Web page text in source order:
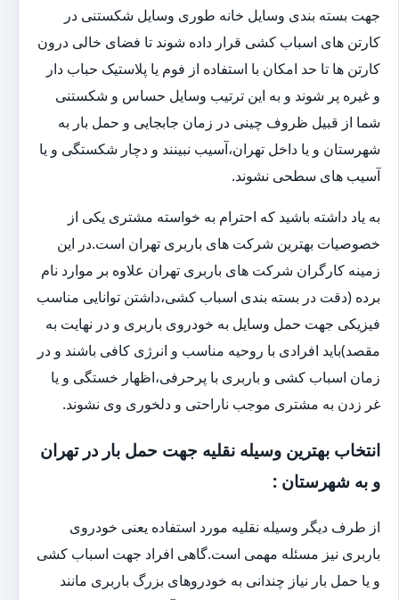
جهت بسته بندی وسایل خانه طوری وسایل شکستنی در
کارتن های اسباب کشی قرار داده شوند تا فضای خالی درون
کارتن ها تا حد امکان با استفاده از فوم یا پلاستیک حباب دار
و غیره پر شوند و به این ترتیب وسایل حساس و شکستنی
شما از قبیل ظروف چینی در زمان جابجایی و حمل بار به
شهرستان و یا داخل تهران،آسیب نبینند و دچار شکستگی و یا
آسیب های سطحی نشوند.
به یاد داشته باشید که احترام به خواسته مشتری یکی از
خصوصیات بهترین شرکت های باربری تهران است.در این
زمینه کارگران شرکت های باربری تهران علاوه بر موارد نام
برده (دقت در بسته بندی اسباب کشی،داشتن توانایی مناسب
فیزیکی جهت حمل وسایل به خودروی باربری و در نهایت به
مقصد)باید افرادی با روحیه مناسب و انرژی کافی باشند و در
زمان اسباب کشی و باربری با پرحرفی،اظهار خستگی و یا
غر زدن به مشتری موجب ناراحتی و دلخوری وی نشوند.
انتخاب بهترین وسیله نقلیه جهت حمل بار در تهران
و به شهرستان :
از طرف دیگر وسیله نقلیه مورد استفاده یعنی خودروی
باربری نیز مسئله مهمی است.گاهی افراد جهت اسباب کشی
و یا حمل بار نیاز چندانی به خودروهای بزرگ باربری مانند